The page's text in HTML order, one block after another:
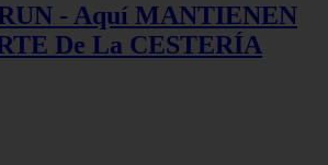
- Aquí MANTIENEN
De La CESTERÍA